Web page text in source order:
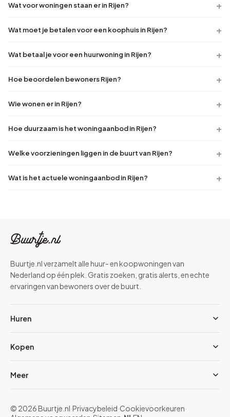
Wat voor woningen staan er in Rijen?
Wat moet je betalen voor een koophuis in Rijen?
Wat betaal je voor een huurwoning in Rijen?
Hoe beoordelen bewoners Rijen?
Wie wonen er in Rijen?
Hoe duurzaam is het woningaanbod in Rijen?
Welke voorzieningen liggen in de buurt van Rijen?
Wat is het actuele woningaanbod in Rijen?
Buurtje.nl verzamelt alle huur- en koopwoningen van
Nederland op één plek. Gratis zoeken, gratis alerts, en echte
ervaringen van bewoners over de buurt.
Huren
Kopen
Meer
© 2026 Buurtje.nl·Privacybeleid·Cookievoorkeuren·